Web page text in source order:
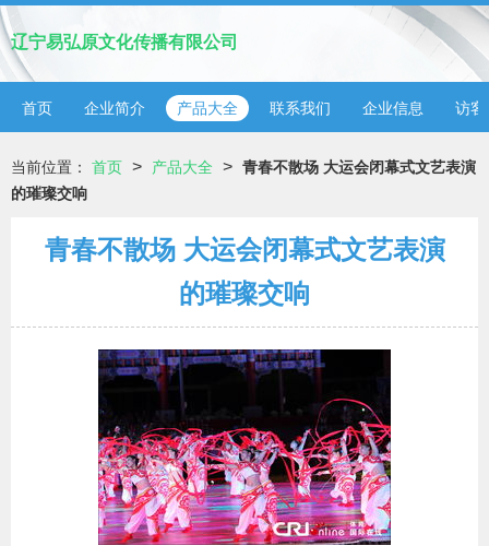
辽宁易弘原文化传播有限公司
首页 企业简介 产品大全 联系我们 企业信息 访客
当前位置： 首页 > 产品大全 > 青春不散场 大运会闭幕式文艺表演
的璀璨交响
青春不散场 大运会闭幕式文艺表演
的璀璨交响